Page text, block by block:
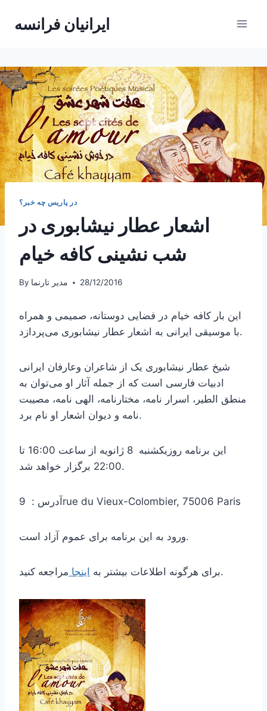
ایرانیان فرانسه
در پاریس چه خبر؟
اشعار عطار نیشابوری در
شب نشینی کافه خیام
By مدیر تارنما 28/12/2016
این بار کافه خیام در فضایی دوستانه، صمیمی و همراه
با موسیقی ایرانی به اشعار عطار نیشابوری می‌پردازد.
شیخ عطار نیشابوری یک از شاعران وعارفان ایرانی
ادبیات فارسی است که از جمله آثار او می‌توان به
منطق الطیر، اسرار نامه، مختارنامه، الهی نامه، مصیبت
نامه و دیوان اشعار او نام برد.
این برنامه روزیکشنبه 8 ژانویه از ساعت 16:00 تا
22:00 برگزار خواهد شد.
آدرس : 9rue du Vieux-Colombier, 75006 Paris
ورود به این برنامه برای عموم آزاد است.
برای هرگونه اطلاعات بیشتر به اینجا مراجعه کنید.